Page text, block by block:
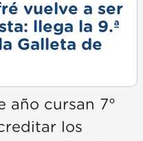
vuelve a ser
llega la 9.ª
Galleta de
año cursan 7°
los